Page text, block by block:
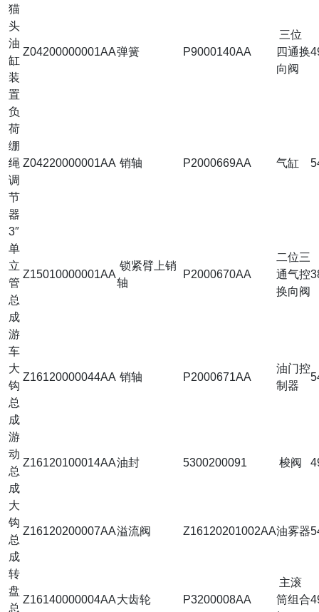
猫
头
油
缸
装
置
Z04200000001AA弹簧 P9000140AA
三位
四通换
向阀
负
荷
绷
绳
调
节
器
Z04220000001AA 销轴 P2000669AA 气缸
3″
单
立
管
总
成
Z15010000001AA
锁紧臂上销
轴
P2000670AA
二位三
通气控
换向阀
游
车
大
钩
总
成
Z16120000044AA 销轴 P2000671AA
油门控
制器
游
动
总
成
Z16120100014AA油封 5300200091 梭阀
大
钩
总
成
Z16120200007AA溢流阀 Z16120201002AA油雾器
转
盘
总
Z16140000004AA大齿轮 P3200008AA
主滚
筒组合